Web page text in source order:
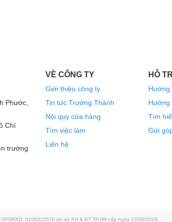
Click xem ngay!
Phước,
Chí
trường
VỀ CÔNG TY
Giới thiệu công ty
Tin tức Trường Thành
Nội quy cửa hàng
Tìm việc làm
Liên hệ
HỖ
Hướng
Hướng
Tìm
Gửi
0108322570 do sở KH & ĐT TP.HN cấp ngày 13/06/2018.